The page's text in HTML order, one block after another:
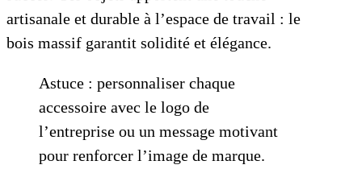
artisanale et durable à l’espace de travail : le
bois massif garantit solidité et élégance.
Astuce : personnaliser chaque
accessoire avec le logo de
l’entreprise ou un message motivant
pour renforcer l’image de marque.